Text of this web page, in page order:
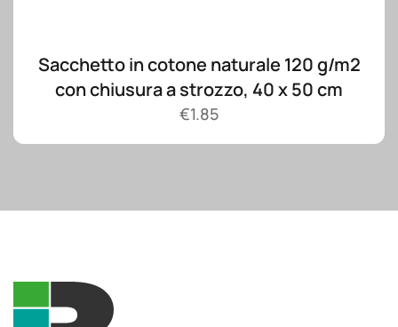
Sacchetto in cotone naturale 120 g/m2
con chiusura a strozzo, 40 x 50 cm
€1.85